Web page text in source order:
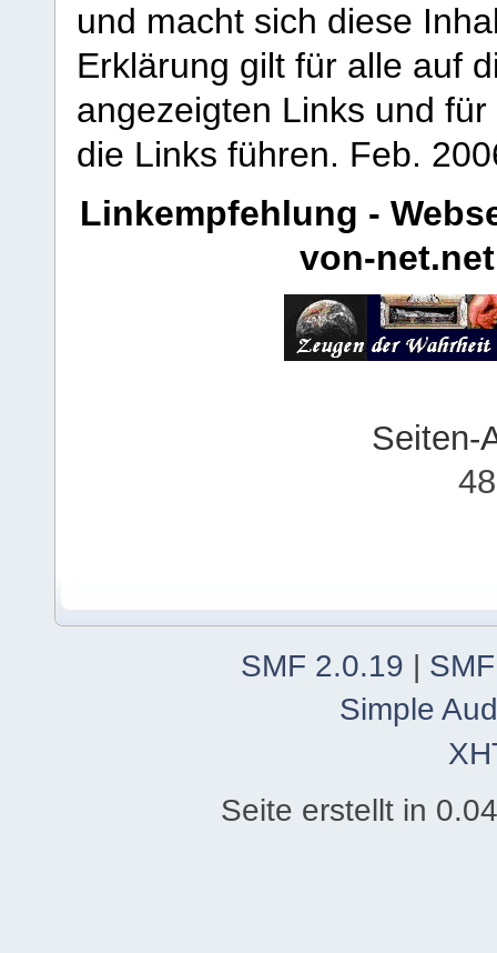
und macht sich diese
Erklärung gilt für alle auf
angezeigten Links und
die Links führen. Feb.
Linkempfehlung -
von-net.net
Seiten-
SMF 2.0.19 |
Simple
Seite erstellt in